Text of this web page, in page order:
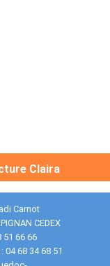
Claira
Carnot
CEDEX
51 66 66
04 68 34 68 51